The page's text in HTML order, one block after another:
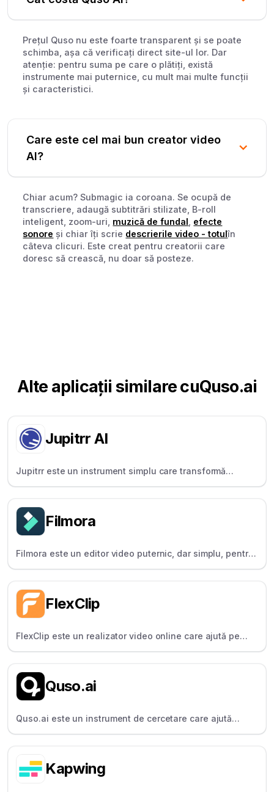
Prețul Quso nu este foarte transparent și se poate
schimba, așa că verificați direct site-ul lor. Dar
atenție: pentru suma pe care o plătiți, există
instrumente mai puternice, cu mult mai multe funcții
și caracteristici.
Care este cel mai bun creator video
AI?
Chiar acum? Submagic ia coroana. Se ocupă de
transcriere, adaugă subtitrări stilizate, B-roll
inteligent, zoom-uri, muzică de fundal efecte
sonore și chiar îți scrie descrierile video - totulîn
câteva clicuri. Este creat pentru creatorii care
doresc să crească, nu doar să posteze.
Alte aplicații similare cuQuso.ai
Jupitrr AI
Jupitrr este un instrument simplu care transformă
clipurile audio în clipuri video subtitrate pentru social
Filmora
Filmora este un editor video puternic, dar simplu, pentru
creatorii în curs de dezvoltare, popular pentru
diverse.FlexClip
FlexClip este un realizator video online care ajută pe
oricine să creeze videoclipuri cu ajutorul șabloanelor,
Quso.ai
Quso.ai este un instrument de cercetare care ajută
creatorii să transforme instantaneu videoclipurile
Kapwing